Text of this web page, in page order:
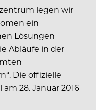
legen wir
ein
Lösungen
Abläufe in der
Die offizielle
28. Januar 2016